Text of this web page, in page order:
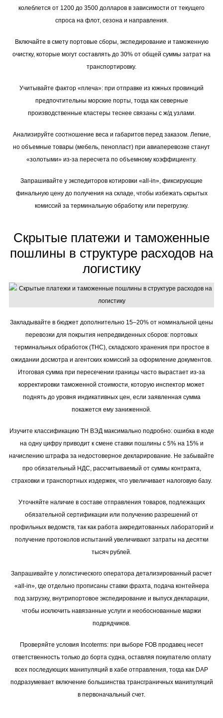
колеблется от 1200 до 3500 долларов в зависимости от текущего
спроса на флот, сезона и направления.
Включайте в смету портовые сборы, экспедирование и таможенную
очистку, которые могут составлять до 30% от общей суммы затрат на
транспортировку.
Учитывайте фактор «плеча»: при отправке из южных провинций
предпочтительны морские порты, тогда как северные
производственные кластеры теснее связаны с ж/д узлами.
Анализируйте соотношение веса и габаритов перед заказом. Легкие,
но объемные товары (мебель, пенопласт) при авиаперевозке станут
«золотыми» из-за пересчета по объемному коэффициенту.
Запрашивайте у экспедиторов котировки «all-in», фиксирующие
финальную цену до получения на складе, чтобы избежать скрытых
комиссий за терминальную обработку или перегрузку.
Скрытые платежи и таможенные
пошлины в структуре расходов на
логистику
Закладывайте в бюджет дополнительно 15–20% от номинальной цены
перевозки для покрытия непредвиденных сборов: портовых
терминальных обработок (THC), складского хранения при простое в
ожидании досмотра и агентских комиссий за оформление документов.
Итоговая сумма при пересечении границы часто вырастает из-за
корректировки таможенной стоимости, которую инспектор может
поднять до уровня индикативных цен, если заявленная сумма
покажется ему заниженной.
Изучите классификацию ТН ВЭД максимально подробно: ошибка в коде
на одну цифру приводит к смене ставки пошлины с 5% на 15% и
начислению штрафа за недостоверное декларирование. Не забывайте
про обязательный НДС, рассчитываемый от суммы контракта,
страховки и транспортных издержек, что увеличивает налоговую базу.
Уточняйте наличие в составе отправления товаров, подлежащих
обязательной сертификации или получению разрешений от
профильных ведомств, так как работа аккредитованных лабораторий и
получение протоколов испытаний увеличивают затраты на десятки
тысяч рублей.
Запрашивайте у логистического оператора детализированный расчет
«all-in», где отдельно прописаны ставки фрахта, подача контейнера
под загрузку, внутрипортовое экспедирование и выпуск декларации,
чтобы исключить навязанные услуги и необоснованные маржи
подрядчиков.
Проверяйте условия Incoterms: при выборе FOB продавец несет
ответственность только до борта судна, оставляя покупателю оплату
всех последующих манипуляций в хабе отправления, тогда как DAP
подразумевает включение большинства трансграничных манипуляций
в первоначальный счет.